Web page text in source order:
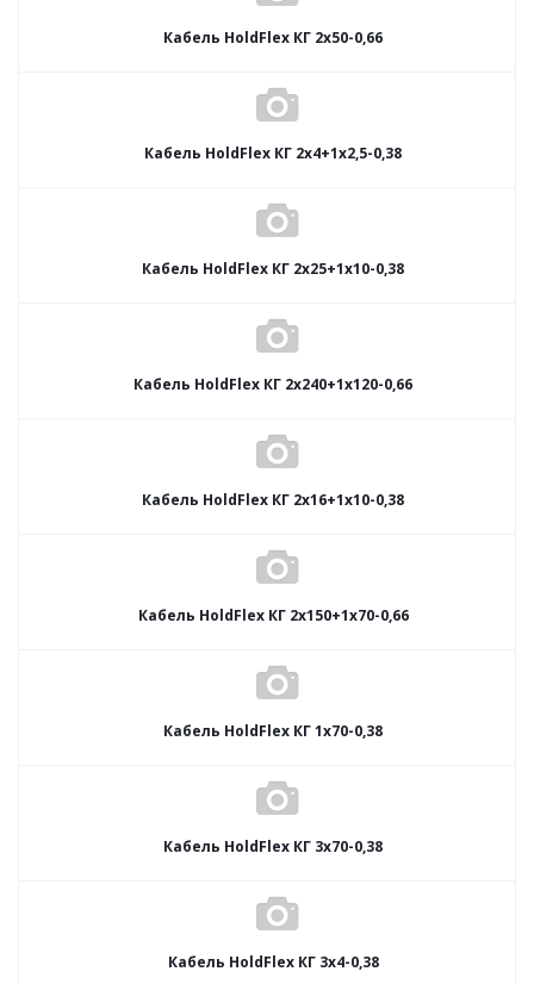
Кабель HoldFlex КГ 2x50-0,66
Кабель HoldFlex КГ 2x4+1x2,5-0,38
Кабель HoldFlex КГ 2x25+1x10-0,38
Кабель HoldFlex КГ 2x240+1x120-0,66
Кабель HoldFlex КГ 2x16+1x10-0,38
Кабель HoldFlex КГ 2x150+1x70-0,66
Кабель HoldFlex КГ 1x70-0,38
Кабель HoldFlex КГ 3x70-0,38
Кабель HoldFlex КГ 3x4-0,38